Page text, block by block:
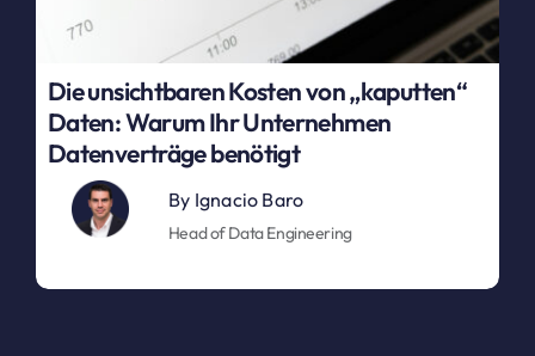
Die unsichtbaren Kosten von „kaputten“
Daten: Warum Ihr Unternehmen
Datenverträge benötigt
By Ignacio Baro
Head of Data Engineering